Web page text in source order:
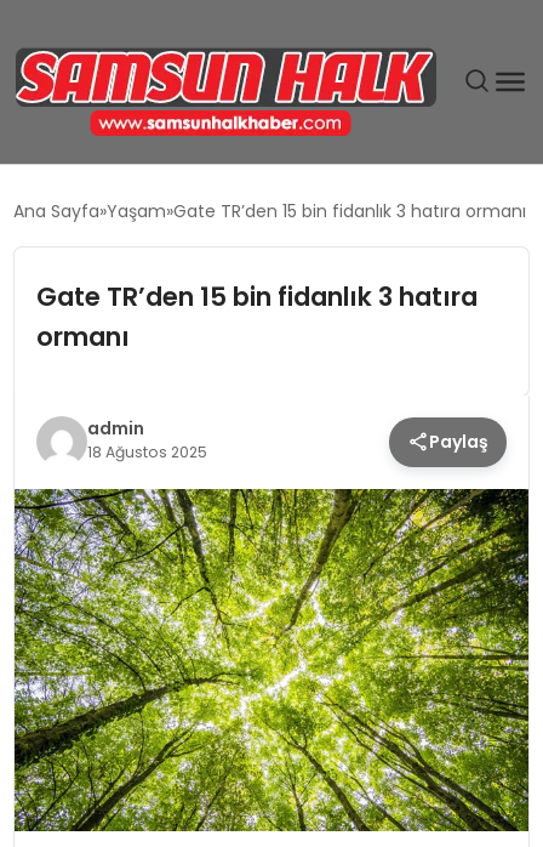
MAGAZIN
SIYASET
SPOR
TEKNOLOJI
YAŞAM
Ana Sayfa Yaşam Gate TR’den 15 bin fidanlık 3 hatıra ormanı
Gate TR’den 15 bin fidanlık 3 hatıra
ormanı
admin
18 Ağustos 2025 Paylaş